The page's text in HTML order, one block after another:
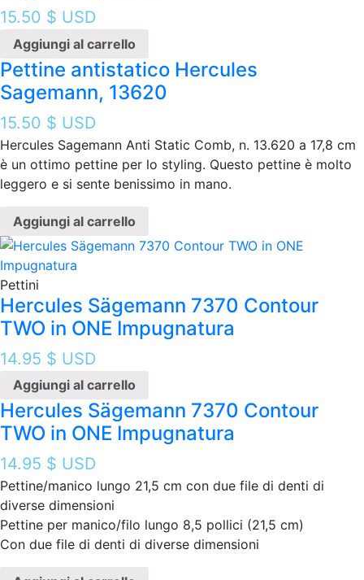
15.50 $ USD
Aggiungi al carrello
Pettine antistatico Hercules
Sagemann, 13620
15.50 $ USD
Hercules Sagemann Anti Static Comb, n. 13.620 a 17,8 cm
è un ottimo pettine per lo styling. Questo pettine è molto
leggero e si sente benissimo in mano.
Aggiungi al carrello
Pettini
Hercules Sägemann 7370 Contour
TWO in ONE Impugnatura
14.95 $ USD
Aggiungi al carrello
Hercules Sägemann 7370 Contour
TWO in ONE Impugnatura
14.95 $ USD
Pettine/manico lungo 21,5 cm con due file di denti di
diverse dimensioni
Pettine per manico/filo lungo 8,5 pollici (21,5 cm)
Con due file di denti di diverse dimensioni